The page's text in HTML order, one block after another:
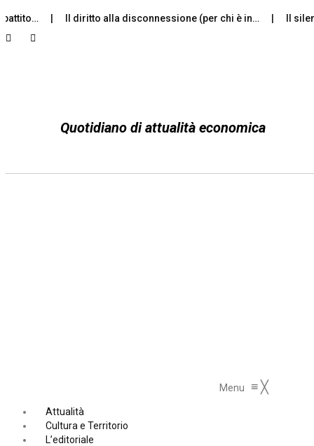
Il diritto alla disconnessione (per chi è in… Il
Quotidiano di attualità economica
Menu ≡╳
Attualità
Cultura e Territorio
L’editoriale